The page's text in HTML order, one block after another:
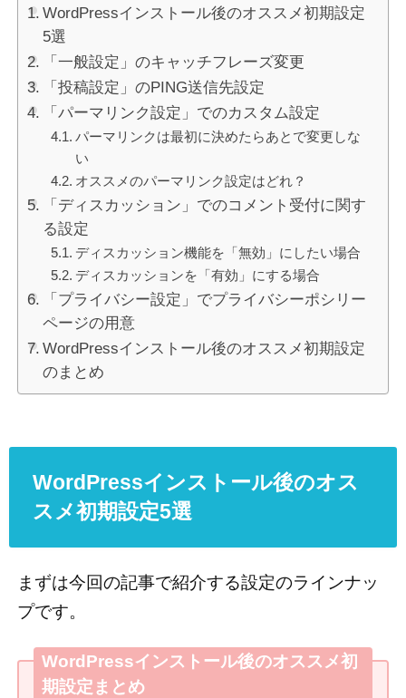
WordPressインストール後のオススメ初期設定
5選
「一般設定」のキャッチフレーズ変更
「投稿設定」のPING送信先設定
「パーマリンク設定」でのカスタム設定
パーマリンクは最初に決めたらあとで変更しな
い
オススメのパーマリンク設定はどれ？
「ディスカッション」でのコメント受付に関す
る設定
ディスカッション機能を「無効」にしたい場合
ディスカッションを「有効」にする場合
「プライバシー設定」でプライバシーポシリー
ページの用意
WordPressインストール後のオススメ初期設定
のまとめ
WordPressインストール後のオス
スメ初期設定5選
まずは今回の記事で紹介する設定のラインナッ
プです。
WordPressインストール後のオススメ初
期設定まとめ